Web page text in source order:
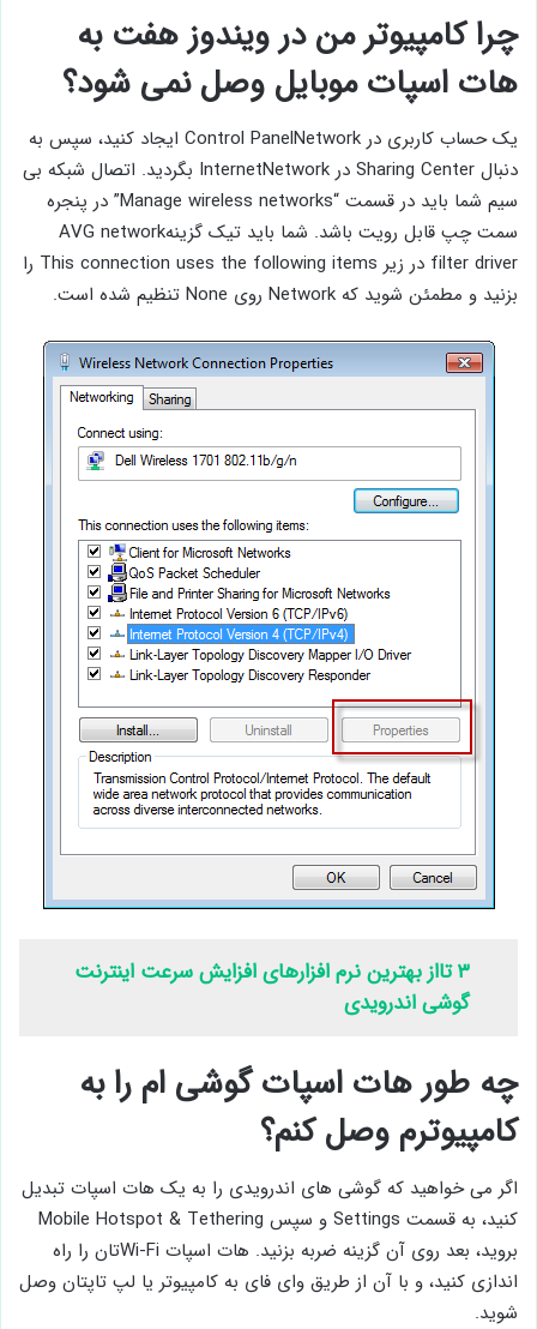
چرا کامپیوتر من در ویندوز هفت به
هات اسپات موبایل وصل نمی شود؟
یک حساب کاربری در Control PanelNetwork ایجاد کنید، سپس به
دنبال Sharing Center در InternetNetwork بگردید. اتصال شبکه بی
سیم شما باید در قسمت “Manage wireless networks” در پنجره
سمت چپ قابل رویت باشد. شما باید تیک گزینهAVG network
filter driver در زیر This connection uses the following items را
بزنید و مطمئن شوید که Network روی None تنظیم شده است.
۳ تااز بهترین نرم افزارهای افزایش سرعت اینترنت
گوشی اندرویدی
چه طور هات اسپات گوشی ام را به
کامپیوترم وصل کنم؟
اگر می ‌خواهید که گوشی ‌های اندرویدی را به یک هات اسپات تبدیل
کنید، به قسمت Settings و سپس Mobile Hotspot & Tethering
بروید، بعد روی آن گزینه ضربه بزنید. هات اسپات Wi-Fiتان را راه
اندازی کنید، و با آن از طریق وای فای به کامپیوتر یا لپ تاپتان وصل
شوید.